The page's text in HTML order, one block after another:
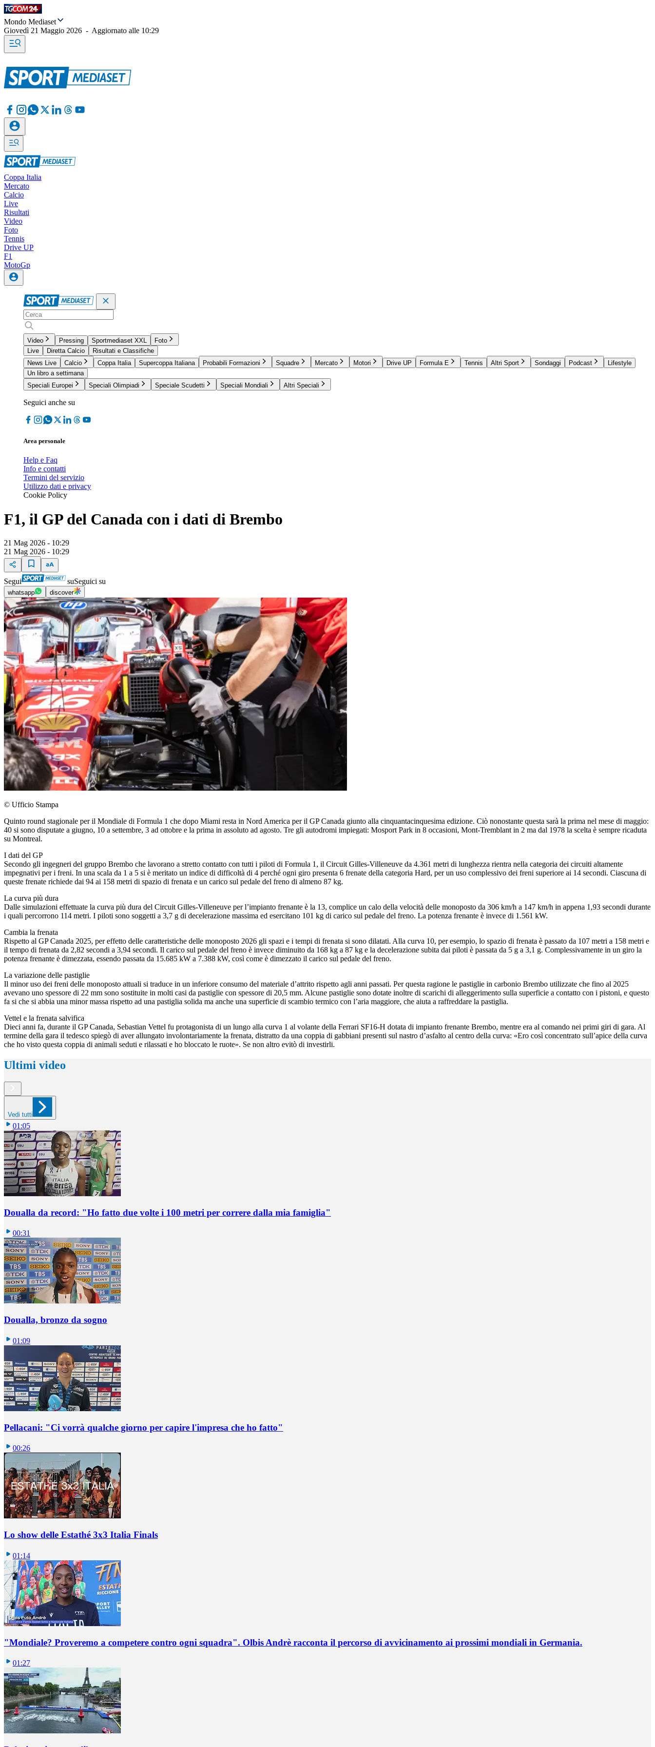
Mondo Mediaset
Giovedì 21 Maggio 2026 - Aggiornato alle 10:29
Coppa Italia
Mercato
Calcio
Live
Risultati
Video
Foto
Tennis
Drive UP
F1
MotoGp
Video Pressing Sportmediaset XXL
Foto
Live
Diretta Calcio
Risultati e Classifiche
News Live
Calcio Coppa Italia Supercoppa Italiana Probabili Formazioni Squadre Mercato Motori Drive UP Formula E Tennis Altri Sport Sondaggi Podcast
Lifestyle
Un libro a settimana
Speciali Europei
Speciali Olimpiadi Speciale Scudetti Speciali Mondiali Altri Speciali
Seguici anche su
Area personale
Help e Faq
Info e contatti
Termini del servizio
Utilizzo dati e privacy
Cookie Policy
F1, il GP del Canada con i dati di Brembo
21 Mag 2026 - 10:29
21 Mag 2026 - 10:29
Segui suSeguici su
whatsapp discover
© Ufficio Stampa
Quinto round stagionale per il Mondiale di Formula 1 che dopo Miami resta in Nord America per il GP Canada giunto alla cinquantacinquesima edizione. Ciò nonostante questa sarà la prima nel mese di maggio:
40 si sono disputate a giugno, 10 a settembre, 3 ad ottobre e la prima in assoluto ad agosto. Tre gli autodromi impiegati: Mosport Park in 8 occasioni, Mont-Tremblant in 2 ma dal 1978 la scelta è sempre ricaduta
su Montreal.
I dati del GP
Secondo gli ingegneri del gruppo Brembo che lavorano a stretto contatto con tutti i piloti di Formula 1, il Circuit Gilles-Villeneuve da 4.361 metri di lunghezza rientra nella categoria dei circuiti altamente
impegnativi per i freni. In una scala da 1 a 5 si è meritato un indice di difficoltà di 4 perché ogni giro presenta 6 frenate della categoria Hard, per un uso complessivo dei freni superiore ai 14 secondi. Ciascuna di
queste frenate richiede dai 94 ai 158 metri di spazio di frenata e un carico sul pedale del freno di almeno 87 kg.
La curva più dura
Dalle simulazioni effettuate la curva più dura del Circuit Gilles-Villeneuve per l’impianto frenante è la 13, complice un calo della velocità delle monoposto da 306 km/h a 147 km/h in appena 1,93 secondi durante
i quali percorrono 114 metri. I piloti sono soggetti a 3,7 g di decelerazione massima ed esercitano 101 kg di carico sul pedale del freno. La potenza frenante è invece di 1.561 kW.
Cambia la frenata
Rispetto al GP Canada 2025, per effetto delle caratteristiche delle monoposto 2026 gli spazi e i tempi di frenata si sono dilatati. Alla curva 10, per esempio, lo spazio di frenata è passato da 107 metri a 158 metri e
il tempo di frenata da 2,82 secondi a 3,94 secondi. Il carico sul pedale del freno è invece diminuito da 168 kg a 87 kg e la decelerazione subita dai piloti è passata da 5 g a 3,1 g. Complessivamente in un giro la
potenza frenante è dimezzata, essendo passata da 15.685 kW a 7.388 kW, così come è dimezzato il carico sul pedale del freno.
La variazione delle pastiglie
Il minor uso dei freni delle monoposto attuali si traduce in un inferiore consumo del materiale d’attrito rispetto agli anni passati. Per questa ragione le pastiglie in carbonio Brembo utilizzate che fino al 2025
avevano uno spessore di 22 mm sono sostituite in molti casi da pastiglie con spessore di 20,5 mm. Alcune pastiglie sono dotate inoltre di scarichi di alleggerimento sulla superficie a contatto con i pistoni, e questo
fa si che si abbia una minor massa rispetto ad una pastiglia solida ma anche una superficie di scambio termico con l’aria maggiore, che aiuta a raffreddare la pastiglia.
Vettel e la frenata salvifica
Dieci anni fa, durante il GP Canada, Sebastian Vettel fu protagonista di un lungo alla curva 1 al volante della Ferrari SF16-H dotata di impianto frenante Brembo, mentre era al comando nei primi giri di gara. Al
termine della gara il tedesco spiegò di aver allungato involontariamente la frenata, distratto da una coppia di gabbiani presenti sul nastro d’asfalto al centro della curva: «Ero così concentrato sull’apice della curva
che ho visto questa coppia di animali seduti e rilassati e ho bloccato le ruote». Se non altro evitò di investirli.
Ultimi video
Vedi tutti
01:05
Doualla da record: "Ho fatto due volte i 100 metri per correre dalla mia famiglia"
00:31
Doualla, bronzo da sogno
01:09
Pellacani: "Ci vorrà qualche giorno per capire l'impresa che ho fatto"
00:26
Lo show delle Estathé 3x3 Italia Finals
01:14
"Mondiale? Proveremo a competere contro ogni squadra". Olbis Andrè racconta il percorso di avvicinamento ai prossimi mondiali in Germania.
01:27